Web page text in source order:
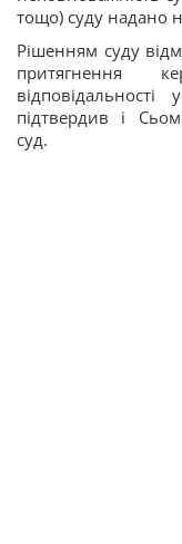
тощо) суду надано
Рішенням суду
притягнення
підтвердив і
суд.